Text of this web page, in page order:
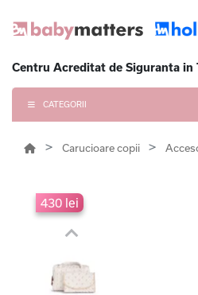
Centru Acreditat de Siguranta in
CATEGORII
Carucioare copii
430 lei